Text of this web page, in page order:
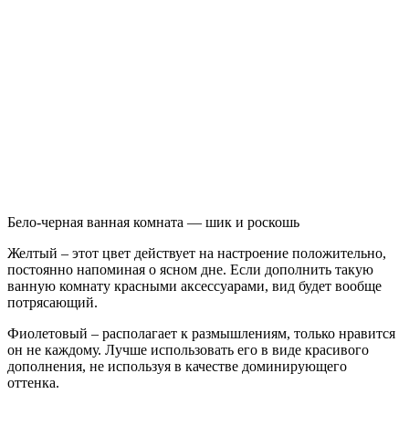
Бело-черная ванная комната — шик и роскошь
Желтый – этот цвет действует на настроение положительно,
постоянно напоминая о ясном дне. Если дополнить такую
ванную комнату красными аксессуарами, вид будет вообще
потрясающий.
Фиолетовый – располагает к размышлениям, только нравится
он не каждому. Лучше использовать его в виде красивого
дополнения, не используя в качестве доминирующего
оттенка.